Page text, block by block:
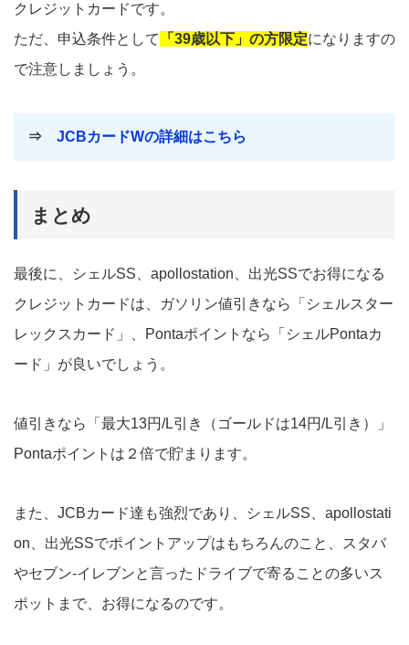
クレジットカードです。
ただ、申込条件として
「39歳以下」の方限定になりますの
で注意しましょう。
⇒ JCBカードWの詳細はこちら
まとめ
最後に、シェルSS、apollostation、出光SSでお得になる
クレジットカードは、ガソリン値引きなら「シェルスター
レックスカード」、Pontaポイントなら「シェルPontaカ
ード」が良いでしょう。
値引きなら「最大13円/L引き（ゴールドは14円/L引き）」
Pontaポイントは２倍で貯まります。
また、JCBカード達も強烈であり、シェルSS、apollostati
on、出光SSでポイントアップはもちろんのこと、スタバ
やセブン-イレブンと言ったドライブで寄ることの多いス
ポットまで、お得になるのです。